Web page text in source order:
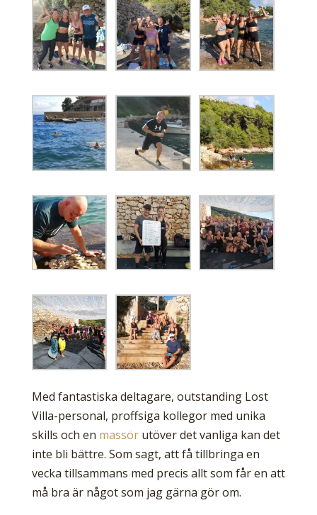
Med fantastiska deltagare, outstanding Lost
Villa-personal, proffsiga kollegor med unika
skills och en massörutöver det vanliga kan det
inte bli bättre. Som sagt, att få tillbringa en
vecka tillsammans med precis allt som får en att
må bra är något som jag gärna gör om.